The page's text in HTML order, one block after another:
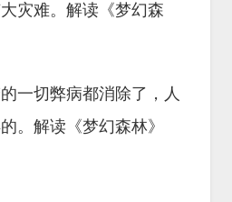
灾难。解读《梦幻森
一切弊病都消除了，人
。解读《梦幻森林》